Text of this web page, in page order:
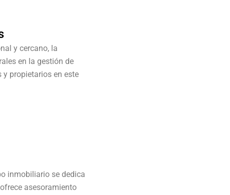
y cercano, la
en la gestión de
propietarios en este
inmobiliario se dedica
asesoramiento